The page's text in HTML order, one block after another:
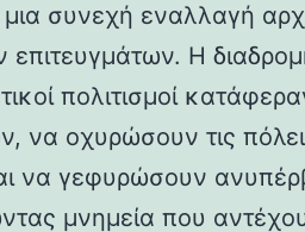
μια συνεχή εναλλαγή
επιτευγμάτων. Η
πολιτισμοί
να οχυρώσουν τις
να γεφυρώσουν
μνημεία που